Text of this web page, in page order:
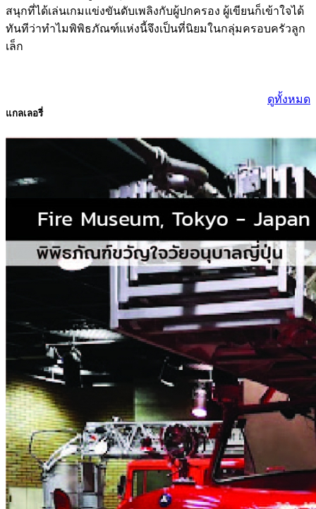
สนุกที่ได้เล่นเกมแข่งขันดับเพลิงกับผู้ปกครอง ผู้เขียนก็เข้าใจได้
ทันทีว่าทำไมพิพิธภัณฑ์แห่งนี้จึงเป็นที่นิยมในกลุ่มครอบครัวลูก
เล็ก
แกลเลอรี่
ดูทั้งหมด